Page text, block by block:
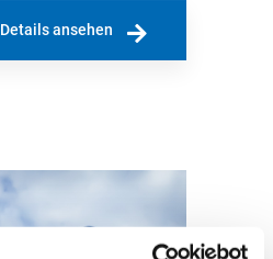
Details ansehen